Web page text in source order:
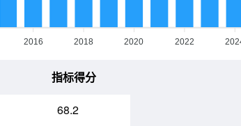
2016 2018 2020 2022
指标得分
68.2